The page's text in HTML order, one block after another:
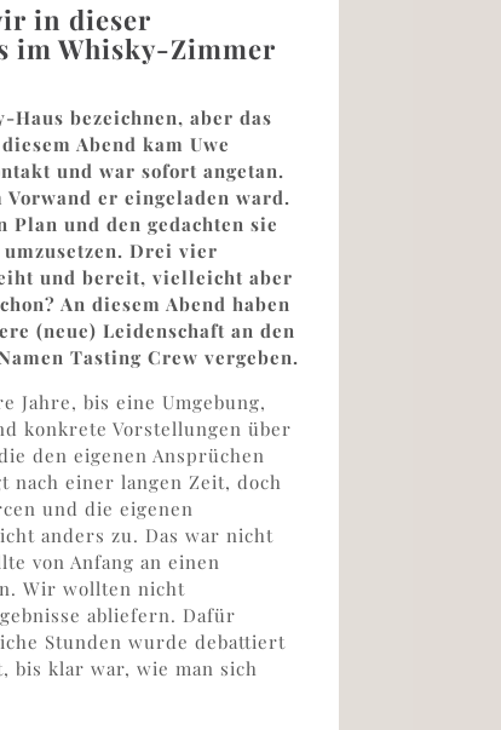
in dieser
im Whisky-Zimmer
Haus bezeichnen, aber das
Abend kam Uwe
und war sofort angetan.
er eingeladen ward.
Plan und den gedachten sie
Drei vier
und bereit, vielleicht aber
An diesem Abend haben
(neue) Leidenschaft an den
Tasting Crew vergeben.
Jahre, bis eine Umgebung,
konkrete Vorstellungen über
den eigenen Ansprüchen
nach einer langen Zeit, doch
und die eigenen
anders zu. Das war nicht
von Anfang an einen
Wir wollten nicht
abliefern. Dafür
Stunden wurde debattiert
bis klar war, wie man sich